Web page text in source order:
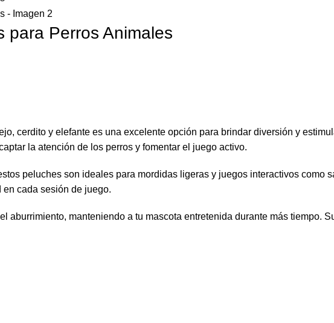
para Perros Animales
cerdito y elefante es una excelente opción para brindar diversión y
la atención de los perros y fomentar el juego activo.
peluches son ideales para mordidas ligeras y juegos interactivos como
cada sesión de juego.
aburrimiento, manteniendo a tu mascota entretenida durante más tiempo.